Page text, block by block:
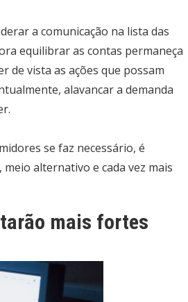
a comunicação na lista das
equilibrar as contas permaneça
de vista as ações que possam
alavancar a demanda
se faz necessário, é
alternativo e cada vez mais
mais fortes